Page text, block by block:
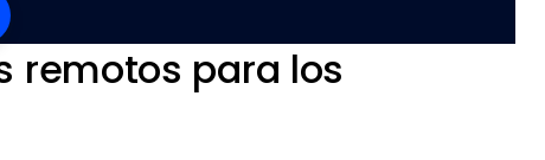
remotos para los